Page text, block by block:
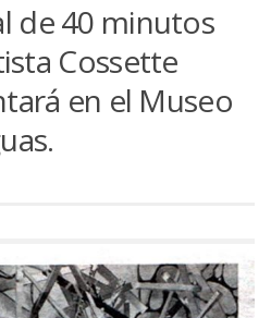
de 40 minutos
Cossette
en el Museo